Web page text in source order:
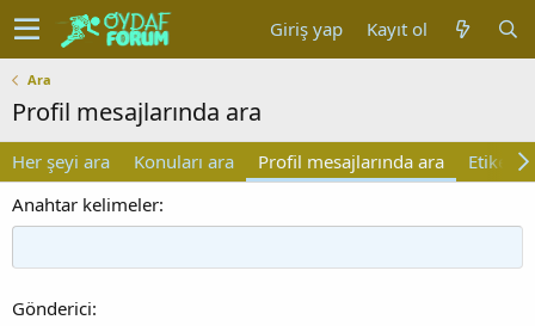
Giriş yap Kayıt ol
Ara
Profil mesajlarında ara
Her şeyi ara Konuları ara Profil mesajlarında ara
Anahtar kelimeler
Gönderici